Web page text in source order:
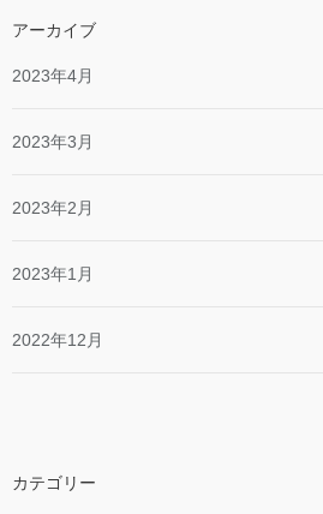
アーカイブ
2023年4月
2023年3月
2023年2月
2023年1月
2022年12月
カテゴリー